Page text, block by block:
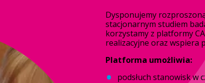
Dysponujemy
stacjonarnym studiem
korzystamy z platformy
realizacyjne oraz wspiera
Platforma umożliwia:
podsłuch stanowisk w